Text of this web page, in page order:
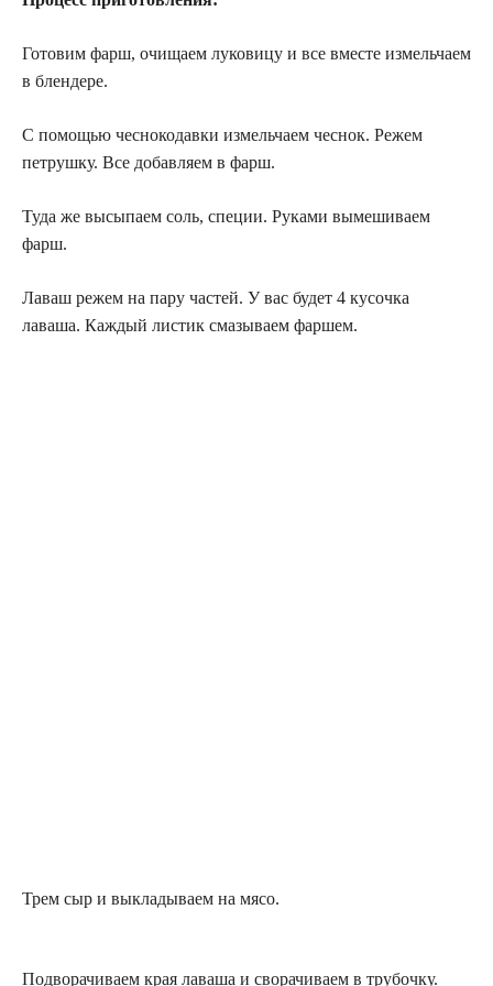
Готовим фарш, очищаем луковицу и все вместе измельчаем
в блендере.
С помощью чеснокодавки измельчаем чеснок. Режем
петрушку. Все добавляем в фарш.
Туда же высыпаем соль, специи. Руками вымешиваем
фарш.
Лаваш режем на пару частей. У вас будет 4 кусочка
лаваша. Каждый листик смазываем фаршем.
Трем сыр и выкладываем на мясо.
Подворачиваем края лаваша и сворачиваем в трубочку.